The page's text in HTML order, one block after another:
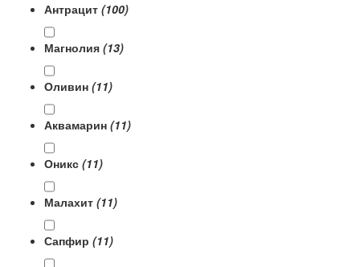
Антрацит (100)
Магнолия (13)
Оливин (11)
Аквамарин (11)
Оникс (11)
Малахит (11)
Сапфир (11)